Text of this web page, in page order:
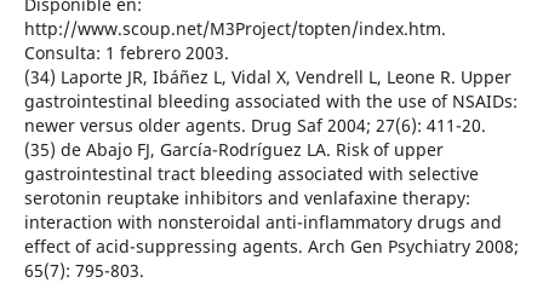
http://www.scoup.net/M3Project/topten/index.htm.
Consulta: 1 febrero 2003.
(34) Laporte JR, Ibáñez L, Vidal X, Vendrell L, Leone R. Upper
gastrointestinal bleeding associated with the use of NSAIDs:
newer versus older agents. Drug Saf 2004; 27(6): 411-20.
(35) de Abajo FJ, García-Rodríguez LA. Risk of upper
gastrointestinal tract bleeding associated with selective
serotonin reuptake inhibitors and venlafaxine therapy:
interaction with nonsteroidal anti-inflammatory drugs and
effect of acid-suppressing agents. Arch Gen Psychiatry 2008;
65(7): 795-803.